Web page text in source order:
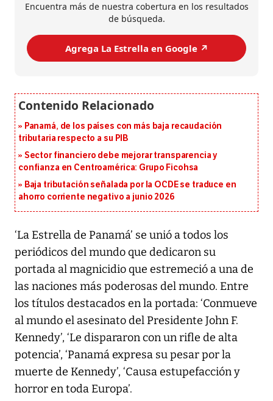
Encuentra más de nuestra cobertura en los resultados
de búsqueda.
Agrega La Estrella en Google ↗️
Panamá, de los países con más baja recaudación
tributaria respecto a su PIB
Sector financiero debe mejorar transparencia y
confianza en Centroamérica: Grupo Ficohsa
Baja tributación señalada por la OCDE se traduce en
ahorro corriente negativo a junio 2026
‘La Estrella de Panamá’ se unió a todos los
periódicos del mundo que dedicaron su
portada al magnicidio que estremeció a una de
las naciones más poderosas del mundo. Entre
los títulos destacados en la portada: ‘Conmueve
al mundo el asesinato del Presidente John F.
Kennedy’, ‘Le dispararon con un rifle de alta
potencia’, ‘Panamá expresa su pesar por la
muerte de Kennedy’, ‘Causa estupefacción y
horror en toda Europa’.